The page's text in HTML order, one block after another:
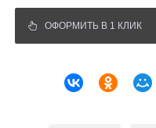
ОФОРМИТЬ В 1 КЛИК